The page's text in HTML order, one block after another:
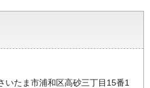
いたま市浦和区高砂三丁目15番1